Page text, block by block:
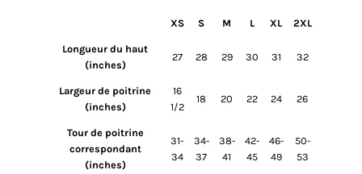
XS S M L XL 2XL
Longueur du haut
(inches)
27 28 29 30 31 32
Largeur de poitrine
(inches)
16
1/2
18 20 22 24 26
Tour de poitrine
correspondant
(inches)
31-
34
34-
37
38-
41
42-
45
46-
49
50-
53